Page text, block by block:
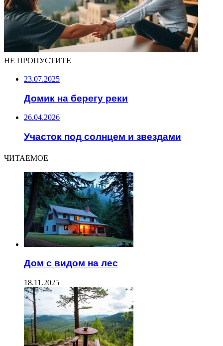
НЕ ПРОПУСТИТЕ
23.07.2025
Домик на берегу реки
26.04.2026
Участок под солнцем и звездами
ЧИТАЕМОЕ
Дом с видом на лес
18.11.2025